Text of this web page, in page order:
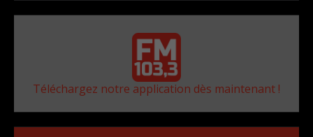
Téléchargez notre application dès maintenant !